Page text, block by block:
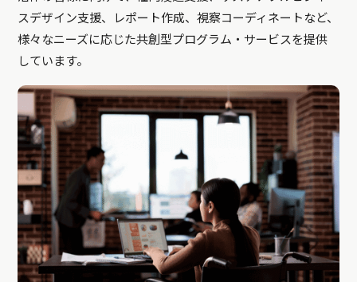
スデザイン支援、レポート作成、視察コーディネートなど、
様々なニーズに応じた共創型プログラム・サービスを提供
しています。